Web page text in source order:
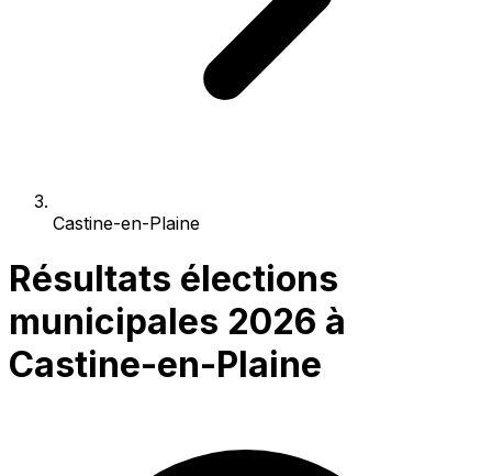
Castine-en-Plaine
Résultats élections
municipales 2026 à
Castine-en-Plaine